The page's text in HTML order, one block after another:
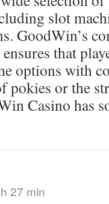
slot
GoodWin’s
that
options with
pokies or the
Casino has
27 min